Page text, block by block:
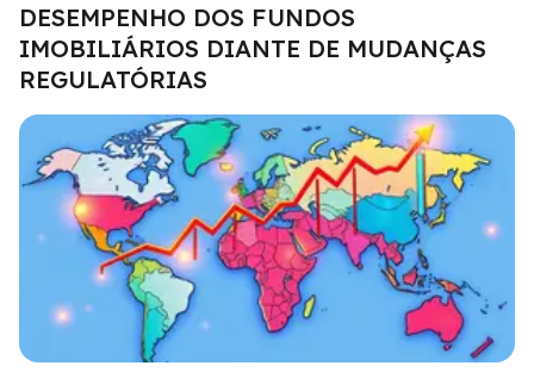
DESEMPENHO DOS FUNDOS
IMOBILIÁRIOS DIANTE DE MUDANÇAS
REGULATÓRIAS